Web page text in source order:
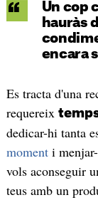
Un cop
hauràs
encara
Es tracta d'una
requereix
dedicar-hi tanta
momenti
vols aconseguir
teus amb un